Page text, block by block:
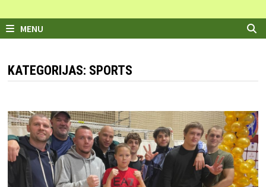
MENU
KATEGORIJAS: SPORTS